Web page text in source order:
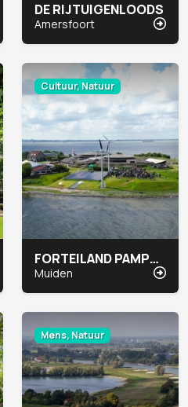
DE RIJTUIGENLOODS
Amersfoort
Cultuur, Natuur
FORTEILAND PAMPUS
Muiden
Mens, Natuur